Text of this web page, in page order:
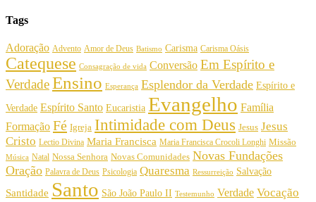
Tags
Adoração Advento Amor de Deus Batismo Carisma Carisma Oásis
Catequese Consagração de vida Conversão Em Espírito e
VerdadeEnsino Esperança Esplendor da Verdade Espírito e
Verdade Espírito Santo Eucaristia Evangelho Família
Formação Fé Igreja Intimidade com Deus Jesus Jesus
Cristo Lectio Divina Maria Francisca Maria Francisca Crocoli Longhi Missão
Música Natal Nossa Senhora Novas Comunidades Novas Fundações
Oração Palavra de Deus Psicologia Quaresma Ressurreição Salvação
Santidade Santo São João Paulo II Testemunho Verdade Vocação